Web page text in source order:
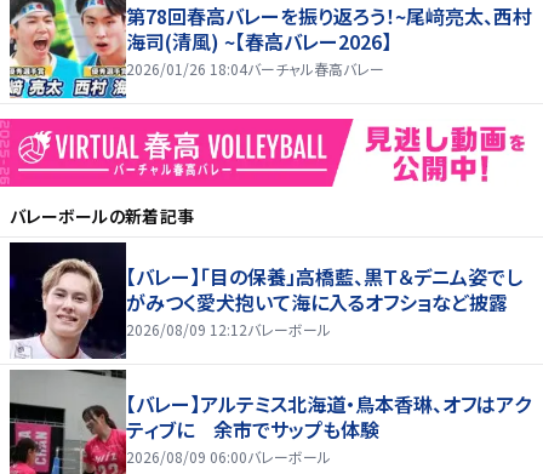
第78回春高バレーを振り返ろう！~尾﨑亮太、西村
海司(清風) ~【春高バレー2026】
2026/01/26 18:04バーチャル春高バレー
バレーボールの新着記事
【バレー】「目の保養」高橋藍、黒Ｔ＆デニム姿でし
がみつく愛犬抱いて海に入るオフショなど披露
2026/08/09 12:12バレーボール
【バレー】アルテミス北海道・鳥本香琳、オフはアク
ティブに 余市でサップも体験
2026/08/09 06:00バレーボール